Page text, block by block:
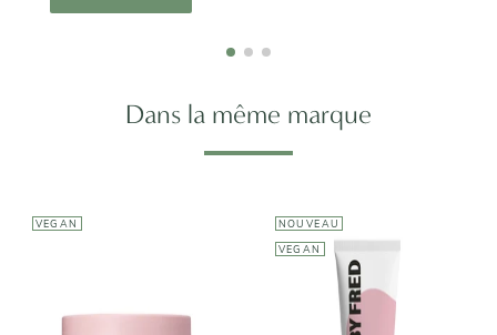
Dans la même marque
VEGAN NOUVEAU
VEGAN
CUT BY FRED